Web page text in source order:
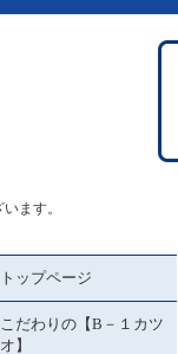
ます。
トップページ
こだわりの【B－１カツ
オ】